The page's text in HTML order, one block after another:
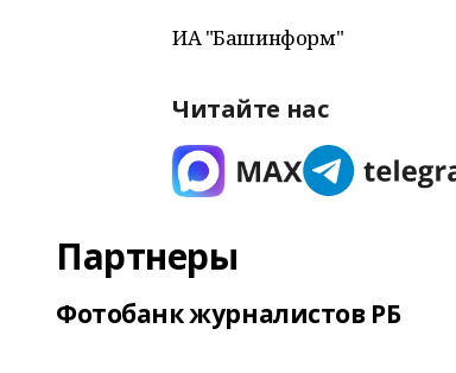
ИА "Башинформ"
Читайте нас
Партнеры
Фотобанк журналистов РБ